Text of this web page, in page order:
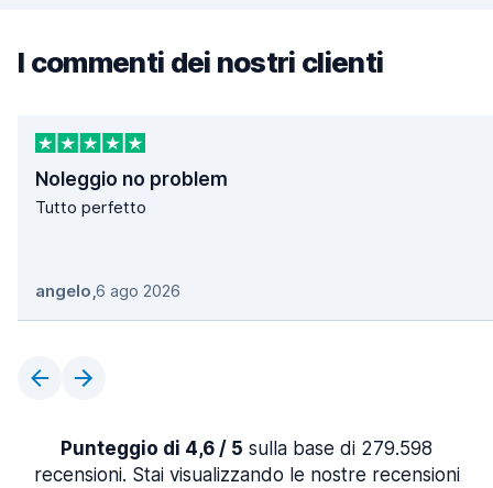
I commenti dei nostri clienti
Noleggio no problem
Tutto perfetto
angelo,6 ago 2026
Punteggio di 4,6 / 5 sulla base di 279.598
recensioni. Stai visualizzando le nostre recensioni